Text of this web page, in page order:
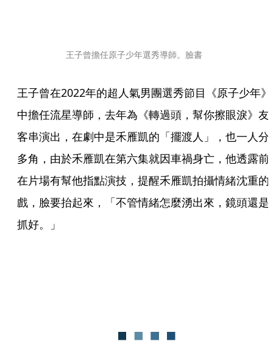
王子曾擔任原子少年選秀導師。臉書
王子曾在2022年的超人氣男團選秀節目《原子少年》
中擔任流星導師，去年為《轉過頭，幫你擦眼淚》友
客串演出，在劇中是禾雁凱的「擺渡人」，也一人分
多角，由於禾雁凱在第六集就因車禍身亡，他透露前
在片場有幫他指點演技，提醒禾雁凱拍攝情緒沈重的
戲，臉要抬起來，「不管情緒怎麼湧出來，鏡頭還是
抓好。」